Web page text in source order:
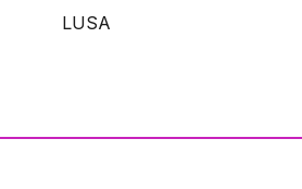
LUSA